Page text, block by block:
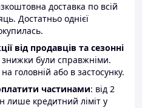
доставка по всій
Достатньо однієї
від продавців та сезонні
були справжніми.
головній або в застосунку.
частинами: від 2
лише кредитний ліміт у